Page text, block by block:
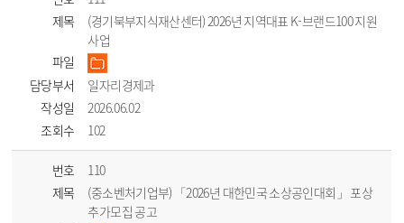
제목
(경기북부지식재산센터) 2026년 지역대표 K-브랜드100 지원
사업
파일
담당부서
일자리경제과
작성일
2026.06.02
조회수
102
번호
110
제목
(중소벤처기업부) 「2026년 대한민국 소상공인대회」 포상
추가모집 공고